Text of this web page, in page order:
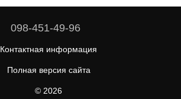
098-451-49-96
Контактная информация
Полная версия сайта
© 2026